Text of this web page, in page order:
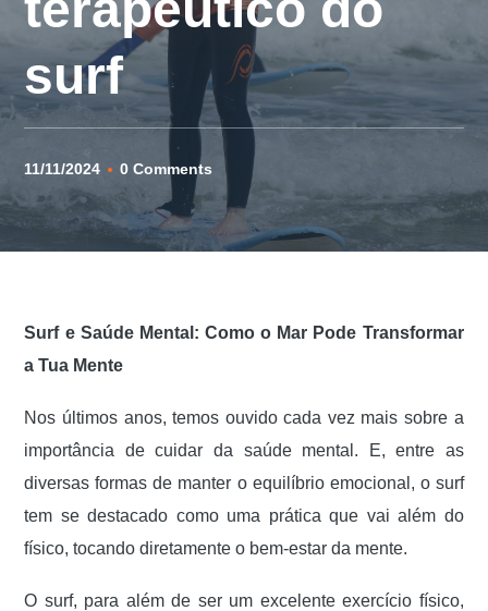
surf
11/11/2024 0 Comments
Surf e Saúde Mental: Como o Mar Pode Transformar
a Tua Mente
Nos últimos anos, temos ouvido cada vez mais sobre a
importância de cuidar da saúde mental. E, entre as
diversas formas de manter o equilíbrio emocional, o surf
tem se destacado como uma prática que vai além do
físico, tocando diretamente o bem-estar da mente.
O surf, para além de ser um excelente exercício físico,